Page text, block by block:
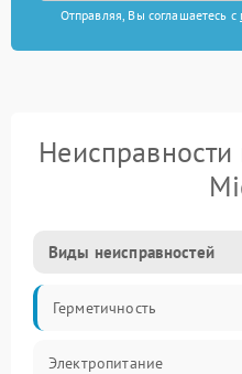
Отправляя, Вы соглашаетесь с
Неисправности
Виды неисправностей
Герметичность
Электропитание